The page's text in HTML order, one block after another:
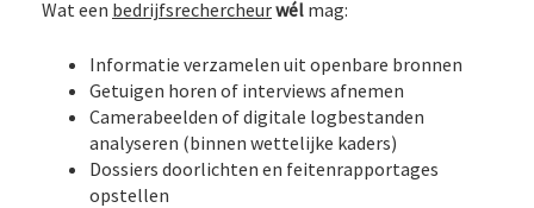
Wat een bedrijfsrechercheurwél mag:
Informatie verzamelen uit openbare bronnen
Getuigen horen of interviews afnemen
Camerabeelden of digitale logbestanden
analyseren (binnen wettelijke kaders)
Dossiers doorlichten en feitenrapportages
opstellen